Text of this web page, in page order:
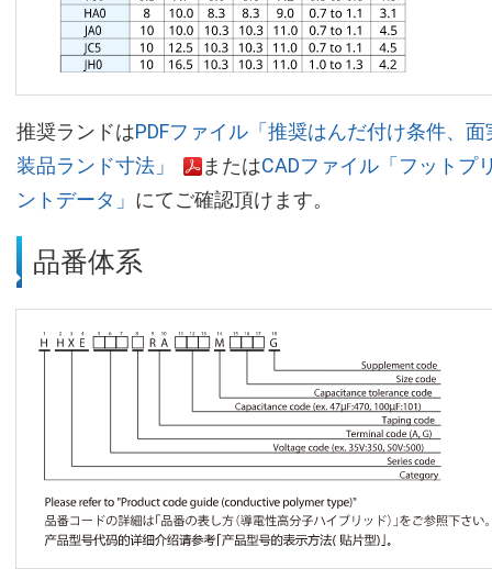
推奨ランドはPDFファイル「推奨はんだ付け条件、面
装品ランド寸法」
またはCADファイル「フットプ
ントデータ」 にてご確認頂けます。
品番体系